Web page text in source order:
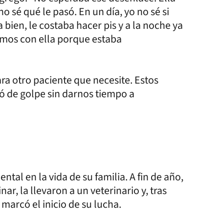
qué le pasó. En un día, yo no sé si
le costaba hacer pis y a la noche ya
con ella porque estaba
otro paciente que necesite. Estos
de golpe sin darnos tiempo a
en la vida de su familia. A fin de año,
la llevaron a un veterinario y, tras
el inicio de su lucha.